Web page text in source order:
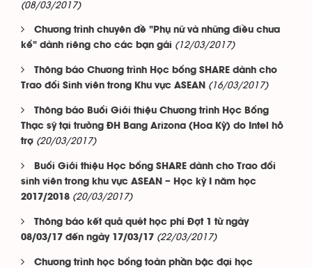
(08/03/2017)
Chương trình chuyên đề "Phụ nữ và những điều chưa
kể" dành riêng cho các bạn gái (12/03/2017)
Thông báo Chương trình Học bổng SHARE dành cho
Trao đổi Sinh viên trong Khu vực ASEAN
(16/03/2017)
Thông báo Buổi Giới thiệu Chương trình Học Bổng
Thạc sỹ tại trường ĐH Bang Arizona (Hoa Kỳ) do Intel hỗ
trợ (20/03/2017)
Buổi Giới thiệu Học bổng SHARE dành cho Trao đổi
sinh viên trong khu vực ASEAN – Học kỳ I năm học
2017/2018 (20/03/2017)
Thông báo kết quả quét học phí Đợt 1 từ ngày
08/03/17 đến ngày 17/03/17 (22/03/2017)
Chương trình học bổng toàn phần bậc đại học